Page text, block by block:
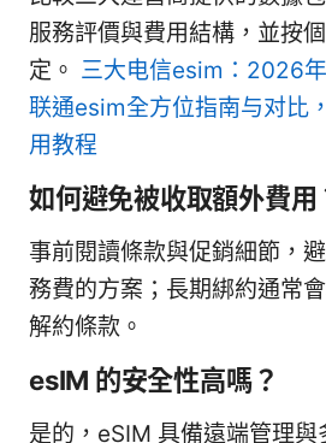
服務評價與費用結構，並按
定。 三大电信esim：2026
联通esim全方位指南与对比
用教程
如何避免被收取額外費用
事前閱讀條款與促銷細節，
務費的方案；長期綁約通常
解約條款。
esIM 的安全性高嗎？
是的，eSIM 具備遠端管理與